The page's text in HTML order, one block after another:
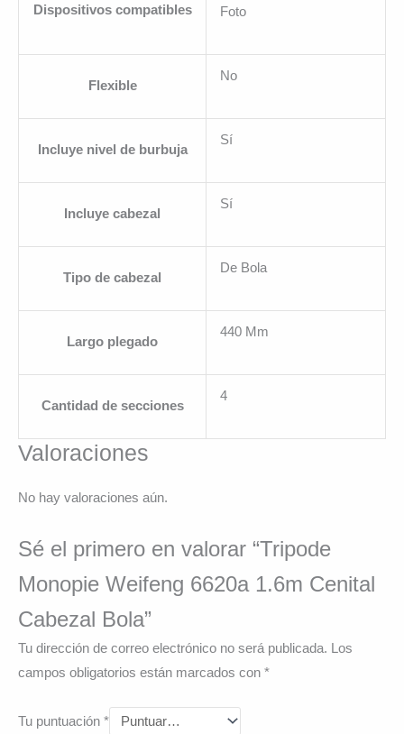
Dispositivos compatibles
Foto
Flexible
No
Incluye nivel de burbuja
Sí
Incluye cabezal
Sí
Tipo de cabezal
De Bola
Largo plegado
440 Mm
Cantidad de secciones
4
Valoraciones
No hay valoraciones aún.
Sé el primero en valorar “Tripode
Monopie Weifeng 6620a 1.6m Cenital
Cabezal Bola”
Tu dirección de correo electrónico no será publicada. Los
campos obligatorios están marcados con *
Tu puntuación *